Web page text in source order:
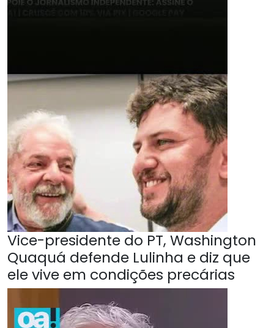
Vice-presidente do PT, Washington
Quaquá defende Lulinha e diz que
ele vive em condições precárias